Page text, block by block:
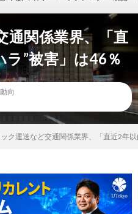
通関係業界、「直
ラ”被害」は46％
向
ック運送など交通関係業界、「直近2年